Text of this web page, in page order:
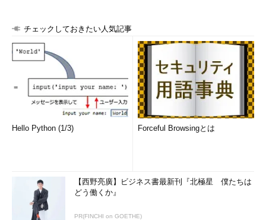
チェックしておきたい人気記事
Hello Python (1/3) Forceful Browsingとは
【西野亮廣】ビジネス書最新刊『北極星 僕たちは
どう働くか』
PR(FINCHI on GOETHE)